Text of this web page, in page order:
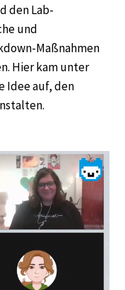
den Lab-
und
Maßnahmen
Hier kam unter
Idee auf, den